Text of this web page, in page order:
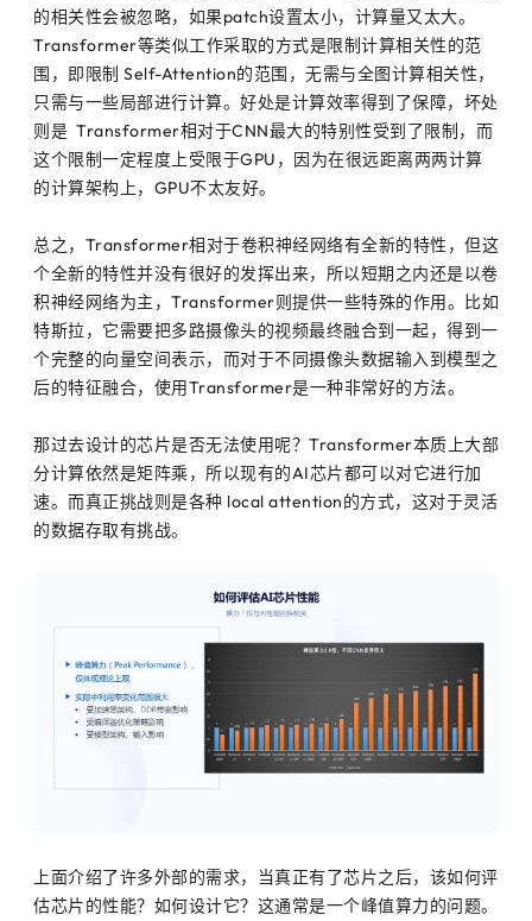
的相关性会被忽略，如果patch设置太小，计算量又太大。
Transformer等类似工作采取的方式是限制计算相关性的范
围，即限制 Self-Attention的范围，无需与全图计算相关性，
只需与一些局部进行计算。好处是计算效率得到了保障，坏处
则是 Transformer相对于CNN最大的特别性受到了限制，而
这个限制一定程度上受限于GPU，因为在很远距离两两计算
的计算架构上，GPU不太友好。
总之，Transformer相对于卷积神经网络有全新的特性，但这
个全新的特性并没有很好的发挥出来，所以短期之内还是以卷
积神经网络为主，Transformer则提供一些特殊的作用。比如
特斯拉，它需要把多路摄像头的视频最终融合到一起，得到一
个完整的向量空间表示，而对于不同摄像头数据输入到模型之
后的特征融合，使用Transformer是一种非常好的方法。
那过去设计的芯片是否无法使用呢？Transformer本质上大部
分计算依然是矩阵乘，所以现有的AI芯片都可以对它进行加
速。而真正挑战则是各种 local attention的方式，这对于灵活
的数据存取有挑战。
上面介绍了许多外部的需求，当真正有了芯片之后，该如何评
估芯片的性能？如何设计它？这通常是一个峰值算力的问题。